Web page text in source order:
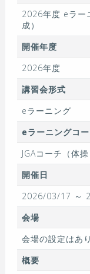
2026年度 eラー
成）
開催年度
2026年度
講習会形式
eラーニング
eラーニングコ
JGAコーチ（体
開催日
2026/03/17 ～
会場
会場の設定はあ
概要